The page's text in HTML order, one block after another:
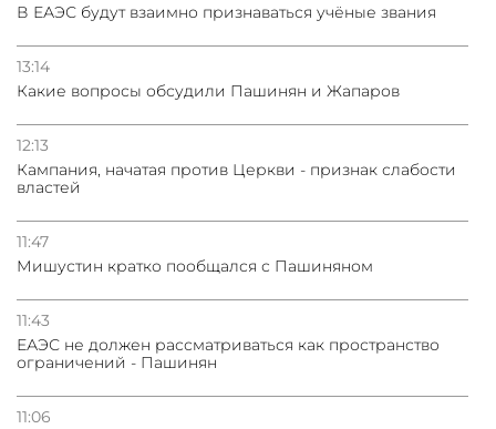
В ЕАЭС будут взаимно признаваться учёные звания
13:14
Какие вопросы обсудили Пашинян и Жапаров
12:13
Кампания, начатая против Церкви - признак слабости
властей
11:47
Мишустин кратко пообщался с Пашиняном
11:43
ЕАЭС не должен рассматриваться как пространство
ограничений - Пашинян
11:06